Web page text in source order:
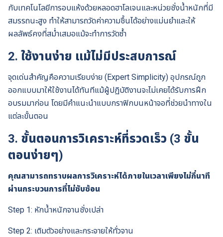
กับเทคโนโลยีการอบแห้งด้วยหลอดฮาโลเจนและหน่วยชั่งน้ำหนักที่มี
สมรรถนะสูง ทำให้สามารถวัดค่าความชื้นได้อย่างแม่นยำและให้
ผลลัพธ์คงที่สม่ำเสมอแม้จะทำการวัดซ้ำ
2. ใช้งานง่าย แม้ไม่มีประสบการณ์
จุดเด่นสำคัญคือความเรียบง่าย (Expert Simplicity) อุปกรณ์ถูก
ออกแบบมาให้ใช้งานได้ทันทีแม้ผู้ปฏิบัติงานจะไม่เคยได้รับการฝึก
อบรมมาก่อน โดยมีคำแนะนำแบบกราฟิกบนหน้าจอที่ช่วยนำทางใน
แต่ละขั้นตอน
3. ขั้นตอนการวิเคราะห์ที่รวดเร็ว (3 ขั้น
ตอนง่ายๆ)
คุณสามารถทราบผลการวิเคราะห์ได้ภายในเวลาเพียงไม่กี่นาที
ผ่านกระบวนการที่ไม่ซับซ้อน
Step 1: หักน้ำหนักจานชั่งเปล่า
Step 2: เติมตัวอย่างและกระจายให้ทั่วจาน